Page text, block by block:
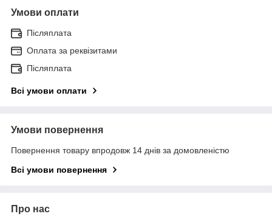
Умови оплати
Післяплата
Оплата за реквізитами
Післяплата
Всі умови оплати
Умови повернення
Повернення товару впродовж 14 днів за домовленістю
Всі умови повернення
Про нас